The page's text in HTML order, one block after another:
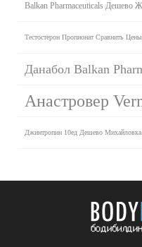
Balkan Pharmaceuticals Дешево
Тестостерон Пропионат Сравнить
Данабол Balkan
Анастровер
Джинтропин 10ед Дешево Михайловка